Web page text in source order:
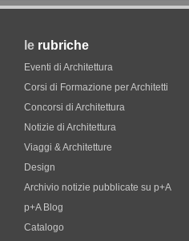
le rubriche
Eventi di Architettura
Corsi di Formazione per Architetti
Concorsi di Architettura
Notizie di Architettura
Viaggi & Architetture
Design
Archivio notizie pubblicate su p+A
p+A Blog
Catalogo